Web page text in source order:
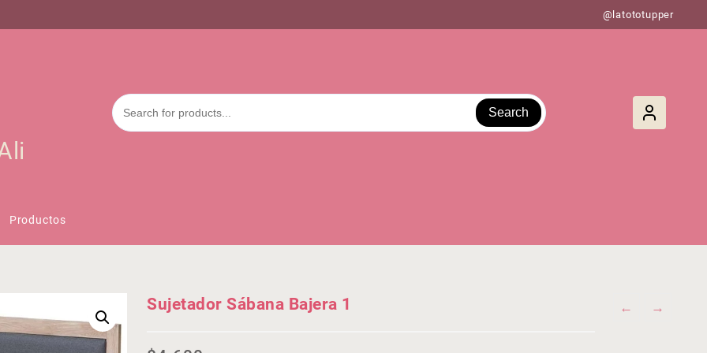
@latototupper
Search
Productos
← →
Sujetador Sábana Bajera 1